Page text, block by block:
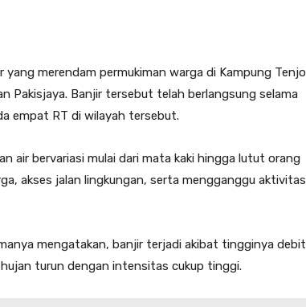
yang merendam permukiman warga di Kampung Tenjo
Pakisjaya. Banjir tersebut telah berlangsung selama
empat RT di wilayah tersebut.
air bervariasi mulai dari mata kaki hingga lutut orang
akses jalan lingkungan, serta mengganggu aktivitas
mengatakan, banjir terjadi akibat tingginya debit
turun dengan intensitas cukup tinggi.